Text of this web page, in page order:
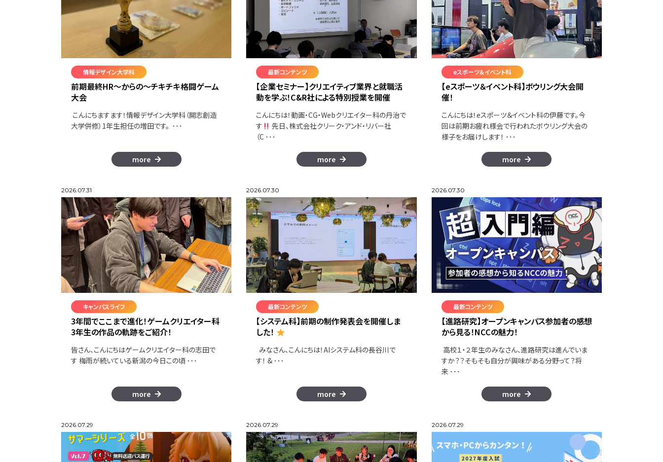
情報デザイン大学科
前期最終HR～からの～チキチキ格闘ゲーム
大会
こんにちますます！情報デザイン大学科（開志創造
大学併修）1年生担任の増田です。 ･･･
more
最新コンテンツ
【企業セミナー】クリエイティブ業界と就職活
動を学ぶ！C&R社による特別授業を開催
こんにちは！動画・CG・Webクリエイター科の丹治で
す
先日、株式会社クリーク・アンド・リバー社
（C ･･･
more
eスポーツ＆イベント科
【eスポーツ＆イベント科】ボウリング大会開
催！
こんにちは！eスポーツ＆イベント科の伊藤です。今
回は前期お疲れ様会で行われたボウリング大会の
様子をお届けします！ ･･･
more
2026.07.31
キャンパスライフ
3年間でここまで進化！ゲームクリエイター科
3年生の作品の軌跡をご紹介！
皆さん、こんにちはゲームクリエイター科の志田で
す 梅雨が続いている新潟の今日この頃 ･･･
more
2026.07.30
最新コンテンツ
【システム科】前期の制作発表会を開催しま
した！
みなさん、こんにちは！AIシステム科の長谷川で
す！ & ･･･
more
2026.07.30
最新コンテンツ
【進路研究】オープンキャンパス参加者の感想
から見る！NCCの魅力！
高校１・２年生のみなさん、進路研究は進んでいま
すか？？そもそも自分が興味がある分野って？将
来 ･･･
more
2026.07.29 2026.07.29 2026.07.29